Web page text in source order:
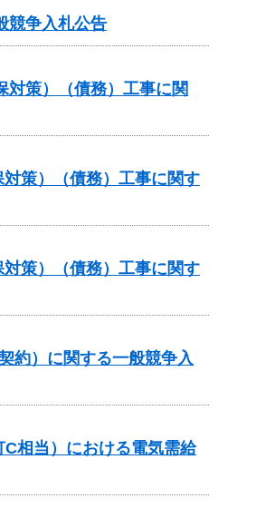
競争入札公告
策）（債務）工事に関
策）（債務）工事に関す
策）（債務）工事に関す
約）に関する一般競争入
相当）における電気需給